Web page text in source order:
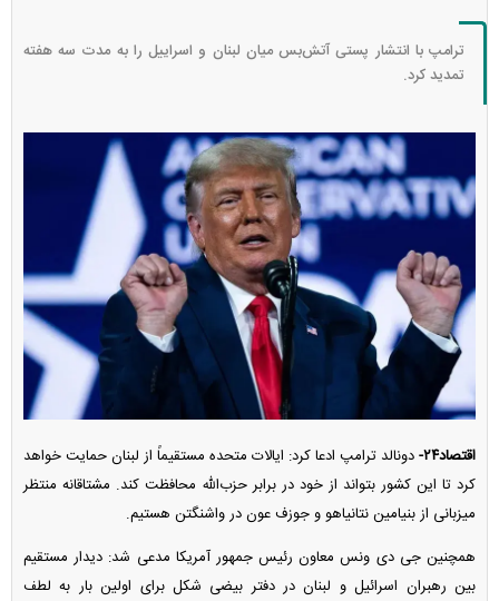
ترامپ با انتشار پستی آتش‌بس میان لبنان و اسراییل را به مدت سه هفته
تمدید کرد.
اقتصاد۲۴-
دونالد ترامپ ادعا کرد: ایالات متحده مستقیماً از لبنان حمایت خواهد
کرد تا این کشور بتواند از خود در برابر حزب‌الله محافظت کند. مشتاقانه منتظر
میزبانی از بنیامین نتانیاهو و جوزف عون در واشنگتن هستیم.
همچنین جی دی ونس معاون رئیس جمهور آمریکا مدعی شد: دیدار مستقیم
بین رهبران اسرائیل و لبنان در دفتر بیضی شکل برای اولین بار به لطف